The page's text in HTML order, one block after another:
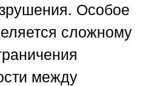
Особое
сложному
между